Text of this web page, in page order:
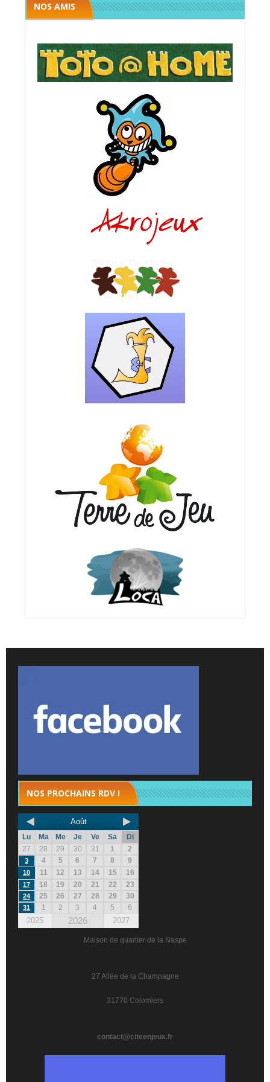
NOS AMIS
NOS PROCHAINS RDV !
Août
Lu Ma Me Je Ve Sa
Di
27
28 29 30 31 1 2
3 4 5 6 7 8 9
10 11 12 13 14 15 16
17 18 19 20 21 22 23
24 25 26 27 28 29 30
31 1 2 3 4 5 6
2025 2026 2027
Maison de quartier de la Naspe
27 Allée de la Champagne
31770 Colomiers
contact@citeenjeux.fr